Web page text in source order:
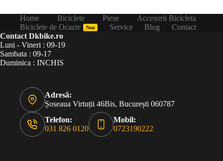
Home Biciclete Piese
Accesorii Bicicleta
Biciclete de Ocazie
Nou Service Blog
Contact
Contact Dkbike.ro
Luni - Vineri : 09-19
Sambata : 09-17
Duminica : INCHIS
Adresă:
Șoseaua Virtuții 46Bis, București 060787
Telefon:
031 826 0120
Mobil:
0723190222